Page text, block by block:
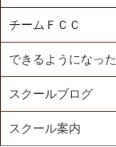
チームＦＣＣ
できるようになった
スクールブログ
スクール案内